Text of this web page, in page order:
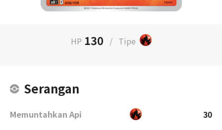
HP 130 / Tipe
Serangan
Memuntahkan Api 30